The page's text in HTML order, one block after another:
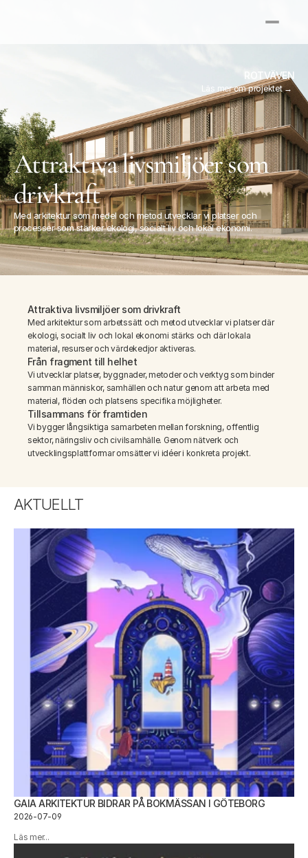
ROTVÄVEN
Läs mer om projektet →
Attraktiva livsmiljöer som
drivkraft
Med arkitektur som medel och metod utvecklar vi platser och
processer som stärker ekologi, socialt liv och lokal ekonomi.
Attraktiva livsmiljöer som drivkraft
Med arkitektur som arbetssätt och metod utvecklar vi platser där
ekologi, socialt liv och lokal ekonomi stärks och där lokala
material, resurser och värdekedjor aktiveras.
Från fragment till helhet
Vi utvecklar platser, byggnader, metoder och verktyg som binder
samman människor, samhällen och natur genom att arbeta med
material, flöden och platsens specifika möjligheter.
Tillsammans för framtiden
Vi bygger långsiktiga samarbeten mellan forskning, offentlig
sektor, näringsliv och civilsamhälle. Genom nätverk och
utvecklingsplattformar omsätter vi idéer i konkreta projekt.
AKTUELLT
GAIA ARKITEKTUR BIDRAR PÅ BOKMÄSSAN I GÖTEBORG
2026-07-09
Läs mer...